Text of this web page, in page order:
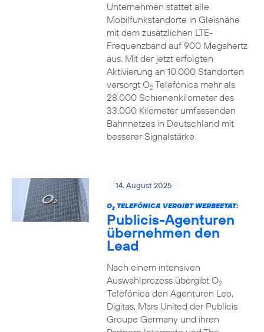
Unternehmen stattet alle
Mobilfunkstandorte in Gleisnähe
mit dem zusätzlichen LTE-
Frequenzband auf 900 Megahertz
aus. Mit der jetzt erfolgten
Aktivierung an 10.000 Standorten
versorgt O2Telefónica mehr als
28.000 Schienenkilometer des
33.000 Kilometer umfassenden
Bahnnetzes in Deutschland mit
besserer Signalstärke.
14. August 2025
O2TELEFÓNICA VERGIBT WERBEETAT:
Publicis-Agenturen
übernehmen den
Lead
Nach einem intensiven
Auswahlprozess übergibt O2
Telefónica den Agenturen Leo,
Digitas, Mars United der Publicis
Groupe Germany und ihren